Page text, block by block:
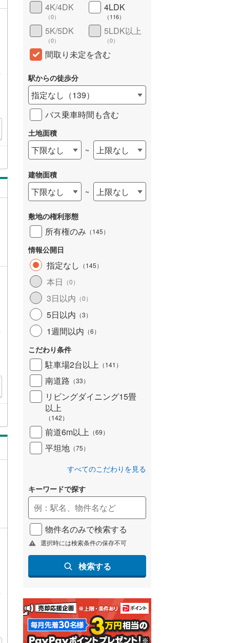
4K/4DK
（0）
4LDK
（116）
5K/5DK
（0）
5LDK以上
（0）
間取り未定を含む
駅からの徒歩分
指定なし （139）
バス乗車時間も含む
土地面積
下限なし ~ 上限なし
建物面積
下限なし ~ 上限なし
敷地の権利形態
所有権のみ （145）
情報公開日
指定なし （145）
本日 （0）
3日以内 （0）
5日以内 （3）
1週間以内 （6）
こだわり条件
駐車場2台以上 （141 ）
南道路 （33）
リビングダイニング15畳
以上
（142）
前道6m以上 （69）
平坦地 （75）
すべてのこだわりを見る
キーワードで探す
物件名のみで検索する
選択時には検索条件の保存不可
検索する